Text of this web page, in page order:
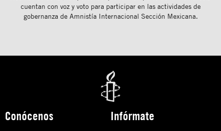
cuentan con voz y voto para participar en las actividades de
gobernanza de Amnistía Internacional Sección Mexicana.
Conócenos Infórmate